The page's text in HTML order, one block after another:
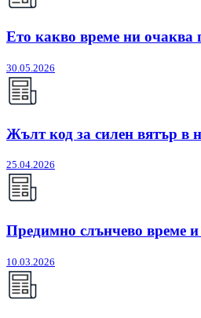
Ето какво време ни очаква
30.05.2026
Жълт код за силен вятър в
25.04.2026
Предимно слънчево време и
10.03.2026